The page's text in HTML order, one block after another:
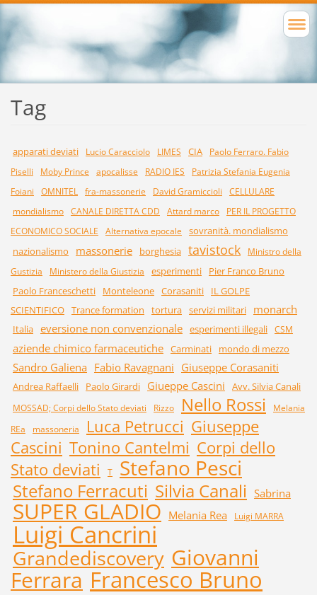
Tag
apparati deviati Lucio Caracciolo LIMES CIA
Paolo Ferraro. Fabio
Piselli
Moby Prince apocalisse RADIO IES
Patrizia Stefania Eugenia
Foiani
OMNITEL fra-massonerie David Gramiccioli
CELLULARE
mondialismo CANALE DIRETTA CDD Attard marco
PER IL PROGETTO
ECONOMICO SOCIALE
Alternativa epocale
sovranità. mondialismo
nazionalismo
massonerie borghesia tavistock
Ministro della
Gustizia
Ministero della Giustizia esperimenti
Pier Franco Bruno
Paolo Franceschetti
Monteleone Corasaniti
IL GOLPE
SCIENTIFICO Trance formation tortura servizi militari monarch
Italia eversione non convenzionale esperimenti illegali CSM
aziende chimico farmaceutiche Carminati mondo di mezzo
Sandro Galiena Fabio Ravagnani Giuseppe Corasaniti
Andrea Raffaelli Paolo Girardi Giueppe Cascini Avv. Silvia Canali
MOSSAD; Corpi dello Stato deviati Rizzo Nello Rossi
Melania
REa
massoneria Luca Petrucci Giuseppe
Cascini Tonino Cantelmi Corpi dello
Stato deviati
T Stefano Pesci
Stefano Ferracuti Silvia Canali Sabrina
SUPER GLADIO Melania Rea Luigi MARRA
Luigi Cancrini
Grandediscovery Giovanni
Ferrara Francesco Bruno